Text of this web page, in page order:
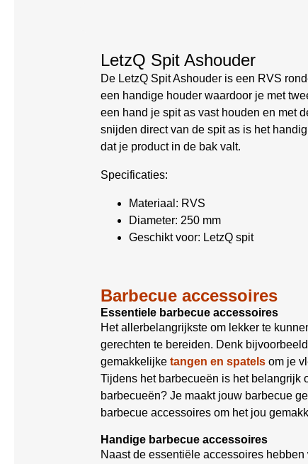
LetzQ Spit Ashouder
De LetzQ Spit Ashouder is een RVS
een handige houder waardoor je met
een hand je spit as vast houden en met
snijden direct van de spit as is het
dat je product in de bak valt.
Specificaties:
Materiaal: RVS
Diameter: 250 mm
Geschikt voor: LetzQ spit
Barbecue accessoires
Essentiele barbecue accessoires
Het allerbelangrijkste om lekker te
gerechten te bereiden. Denk
gemakkelijke tangen en spatels om je
Tijdens het barbecueën is het belangrijk
barbecueën? Je maakt jouw barbecue
barbecue accessoires om het jou
Handige barbecue accessoires
Naast de essentiële accessoires